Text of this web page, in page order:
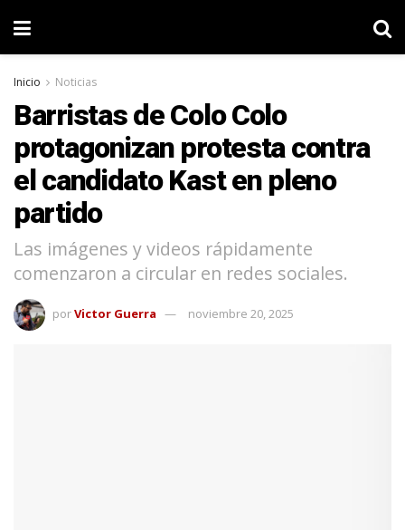
Inicio Noticias
Barristas de Colo Colo
protagonizan protesta contra
el candidato Kast en pleno
partido
Las imágenes y videos rápidamente
comenzaron a circular en redes sociales.
porVictor Guerra noviembre 20, 2025